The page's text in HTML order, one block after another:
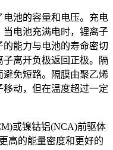
池的容量和电压。充电
电池充满电时，锂离子
能力与电池的寿命密切
离开负极返回正极。隔
免短路。隔膜由聚乙烯
动，但在温度超过一定
或镍钴铝(NCA)前驱体
高的能量密度和更好的